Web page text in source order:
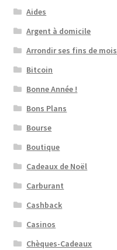
Aides
Argent à domicile
Arrondir ses fins de mois
Bitcoin
Bonne Année !
Bons Plans
Bourse
Boutique
Cadeaux de Noël
Carburant
Cashback
Casinos
Chèques-Cadeaux